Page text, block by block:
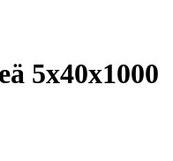
5x40x1000